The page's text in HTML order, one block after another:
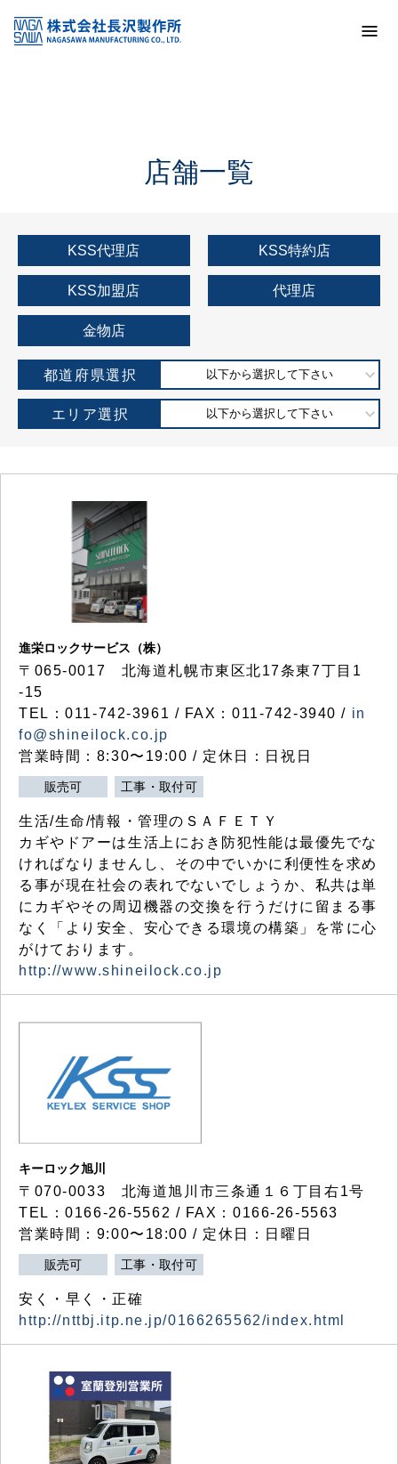
KSS加盟店・取扱店情報
店舗一覧
店舗一覧
KSS代理店 KSS特約店
KSS加盟店 代理店
金物店
都道府県選択 以下から選択して下さい
エリア選択 以下から選択して下さい
進栄ロックサービス（株）
〒065-0017 北海道札幌市東区北17条東7丁目1
-15
TEL：011-742-3961 / FAX：011-742-3940 / in
fo@shineilock.co.jp
営業時間：8:30〜19:00 / 定休日：日祝日
販売可 工事・取付可
生活/生命/情報・管理のＳＡＦＥＴＹ
カギやドアーは生活上におき防犯性能は最優先でな
ければなりませんし、その中でいかに利便性を求め
る事が現在社会の表れでないでしょうか、私共は単
にカギやその周辺機器の交換を行うだけに留まる事
なく「より安全、安心できる環境の構築」を常に心
がけております。
http://www.shineilock.co.jp
キーロック旭川
〒070-0033 北海道旭川市三条通１６丁目右1号
TEL：0166-26-5562 / FAX：0166-26-5563
営業時間：9:00〜18:00 / 定休日：日曜日
販売可 工事・取付可
安く・早く・正確
http://nttbj.itp.ne.jp/0166265562/index.html